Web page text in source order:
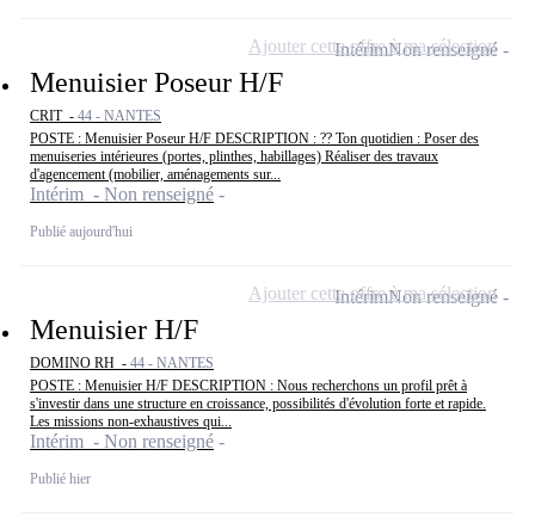
Menuisier Poseur H/F
CRIT - 44 - NANTES
POSTE : Menuisier Poseur H/F DESCRIPTION : ?? Ton quotidien : Poser des
menuiseries intérieures (portes, plinthes, habillages) Réaliser des travaux
d'agencement (mobilier, aménagements sur...
Intérim - Non renseigné
Publié aujourd'hui
IntérimNon renseigné
Ajouter cette offre à ma sélection
Menuisier H/F
DOMINO RH - 44 - NANTES
POSTE : Menuisier H/F DESCRIPTION : Nous recherchons un profil prêt à
s'investir dans une structure en croissance, possibilités d'évolution forte et rapide.
Les missions non-exhaustives qui...
Intérim - Non renseigné
Publié hier
IntérimNon renseigné
Ajouter cette offre à ma sélection